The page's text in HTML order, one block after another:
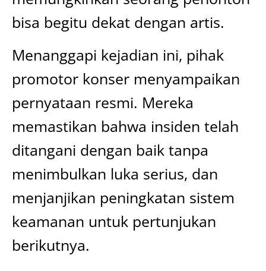
bisa begitu dekat dengan artis.
Menanggapi kejadian ini, pihak
promotor konser menyampaikan
pernyataan resmi. Mereka
memastikan bahwa insiden telah
ditangani dengan baik tanpa
menimbulkan luka serius, dan
menjanjikan peningkatan sistem
keamanan untuk pertunjukan
berikutnya.